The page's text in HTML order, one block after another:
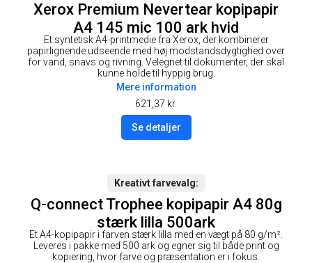
Xerox Premium Nevertear kopipapir
A4 145 mic 100 ark hvid
Et syntetisk A4-printmedie fra Xerox, der kombinerer
papirlignende udseende med høj modstandsdygtighed over
for vand, snavs og rivning. Velegnet til dokumenter, der skal
kunne holde til hyppig brug.
621,37 kr.
Se detaljer
Mere information
Kreativt farvevalg
Q-connect Trophee kopipapir A4 80g
stærk lilla 500ark
Et A4-kopipapir i farven stærk lilla med en vægt på 80 g/m².
Leveres i pakke med 500 ark og egner sig til både print og
kopiering, hvor farve og præsentation er i fokus.